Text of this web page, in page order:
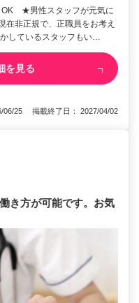
OK ★男性スタッフが元気に
非正規で、正職員をお考え
しているスタッフもい…
を見る
06/25 掲載終了日： 2027/04/02
き方が可能です。お気